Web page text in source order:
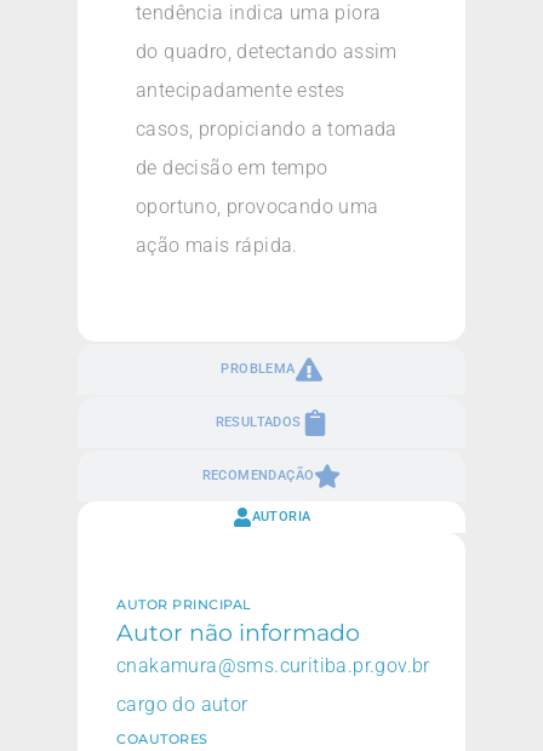
PROBLEMA
RESULTADOS
RECOMENDAÇÃO
tendência indica uma piora
do quadro, detectando assim
antecipadamente estes
casos, propiciando a tomada
de decisão em tempo
oportuno, provocando uma
ação mais rápida.
AUTORIA
AUTOR PRINCIPAL
Autor não informado
cnakamura@sms.curitiba.pr.gov.br
cargo do autor
COAUTORES